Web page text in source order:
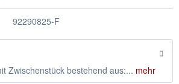
92290825-F
Zwischenstück bestehend aus:... mehr